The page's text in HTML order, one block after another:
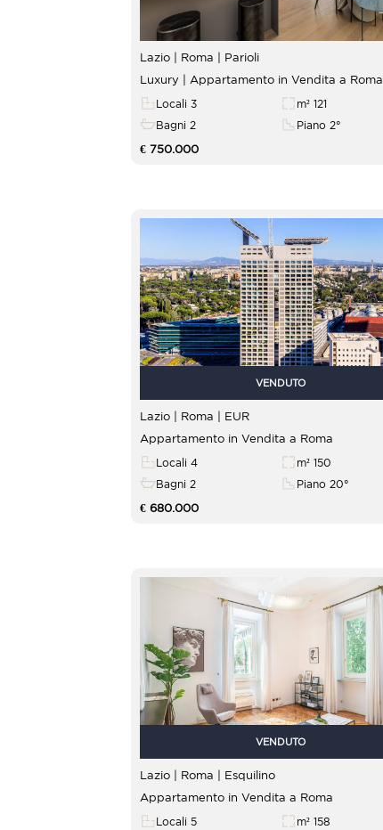
Parioli
Luxury | Appartamento in Vendita a Roma
Locali 3
m² 121
Bagni 2
Piano 2°
€ 750.000
VENDUTO
EUR
Appartamento in Vendita a Roma
Locali 4
m² 150
Bagni 2
Piano 20°
€ 680.000
VENDUTO
Esquilino
Appartamento in Vendita a Roma
Locali 5
m² 158